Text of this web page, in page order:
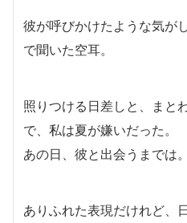
彼が呼びかけたような気が
で聞いた空耳。
照りつける日差しと、まと
で、私は夏が嫌いだった。
あの日、彼と出会うまでは。
ありふれた表現だけれど、